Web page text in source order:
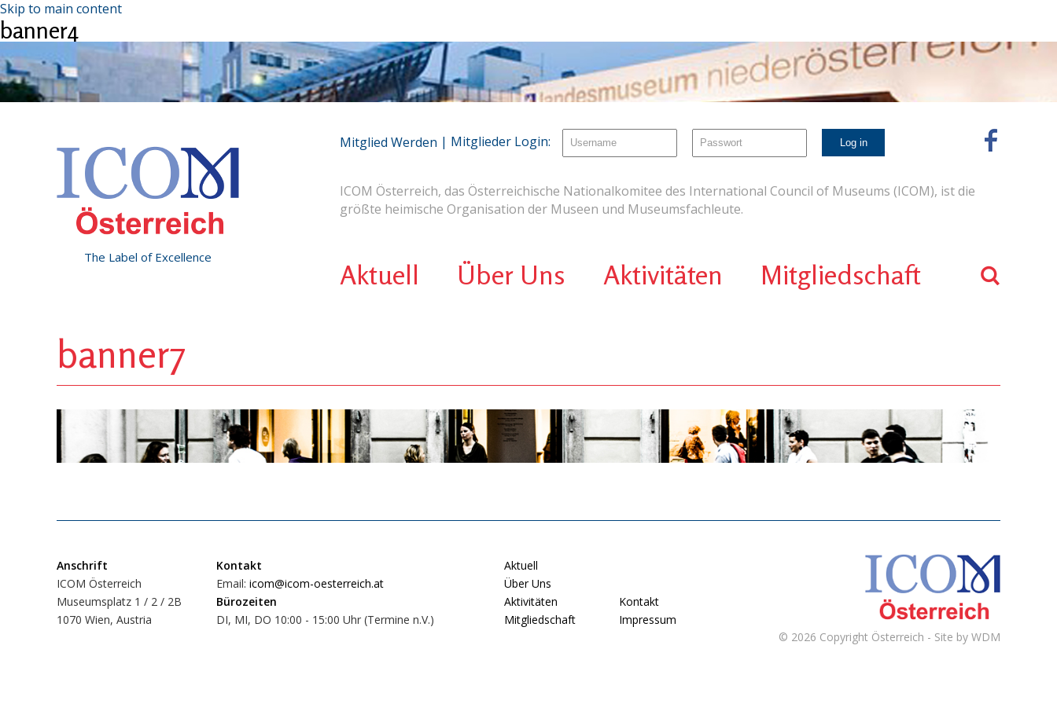
Skip to main content
banner4
The Label of Excellence
ICOM Österreich, das Österreichische Nationalkomitee des International Council of Museums (ICOM), ist die
größte heimische Organisation der Museen und Museumsfachleute.
Aktuell Über Uns Aktivitäten Mitgliedschaft
Mitglied Werden | Mitglieder Login:
banner7
Anschrift
ICOM Österreich
Museumsplatz 1 / 2 / 2B
1070 Wien, Austria
Kontakt
Email: icom@icom-oesterreich.at
Bürozeiten
DI, MI, DO 10:00 - 15:00 Uhr (Termine n.V.)
Aktuell
Über Uns
Aktivitäten
Mitgliedschaft
Kontakt
Impressum
© 2026 Copyright Österreich - Site by WDM